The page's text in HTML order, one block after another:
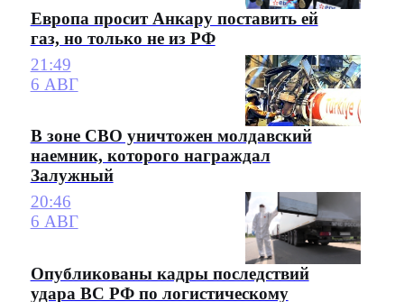
Европа просит Анкару поставить ей
газ, но только не из РФ
21:49
6 АВГ
В зоне СВО уничтожен молдавский
наемник, которого награждал
Залужный
20:46
6 АВГ
Опубликованы кадры последствий
удара ВС РФ по логистическому